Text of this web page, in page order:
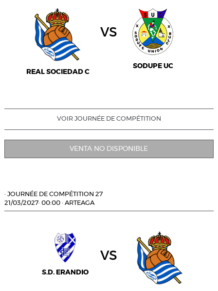
REAL SOCIEDAD C
vs
SODUPE UC
VOIR JOURNÉE DE COMPÉTITION
VENTA NO DISPONIBLE
· JOURNÉE DE COMPÉTITION 27
21/03/2027· 00:00 · ARTEAGA
S.D. ERANDIO
vs